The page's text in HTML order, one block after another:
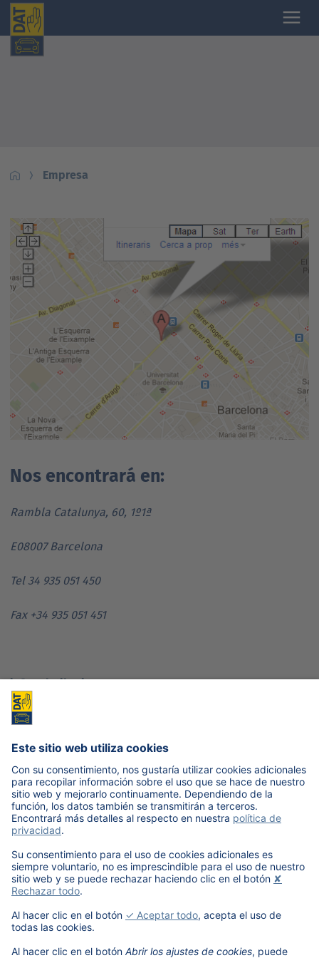
Empresa
Nos encontrará en:
Rambla Catalunya, 60, 1º1ª
E08007 Barcelona
Tel 34 935 051 450
Fax +34 935 051 451
info@datiberica.com
administracion@datiberica.com
ventas@datiberica.com